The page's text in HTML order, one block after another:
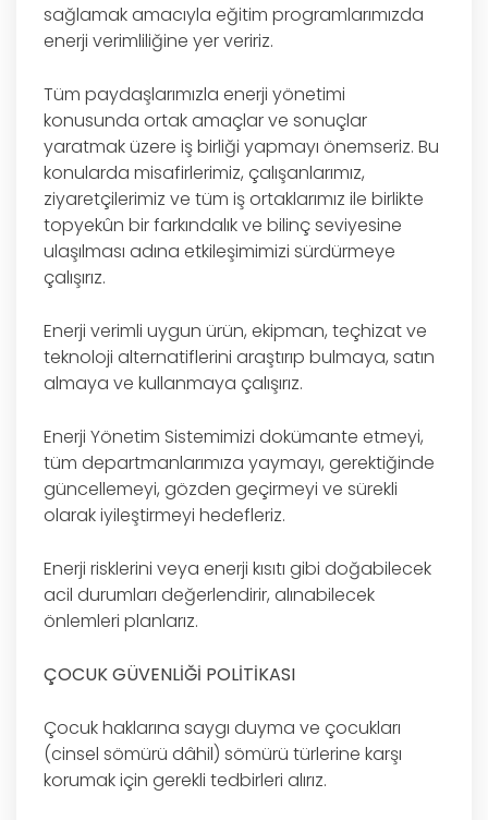
sağlamak amacıyla eğitim programlarımızda
enerji verimliliğine yer veririz.
Tüm paydaşlarımızla enerji yönetimi
konusunda ortak amaçlar ve sonuçlar
yaratmak üzere iş birliği yapmayı önemseriz. Bu
konularda misafirlerimiz, çalışanlarımız,
ziyaretçilerimiz ve tüm iş ortaklarımız ile birlikte
topyekûn bir farkındalık ve bilinç seviyesine
ulaşılması adına etkileşimimizi sürdürmeye
çalışırız.
Enerji verimli uygun ürün, ekipman, teçhizat ve
teknoloji alternatiflerini araştırıp bulmaya, satın
almaya ve kullanmaya çalışırız.
Enerji Yönetim Sistemimizi dokümante etmeyi,
tüm departmanlarımıza yaymayı, gerektiğinde
güncellemeyi, gözden geçirmeyi ve sürekli
olarak iyileştirmeyi hedefleriz.
Enerji risklerini veya enerji kısıtı gibi doğabilecek
acil durumları değerlendirir, alınabilecek
önlemleri planlarız.
ÇOCUK GÜVENLİĞİ POLİTİKASI
Çocuk haklarına saygı duyma ve çocukları
(cinsel sömürü dâhil) sömürü türlerine karşı
korumak için gerekli tedbirleri alırız.